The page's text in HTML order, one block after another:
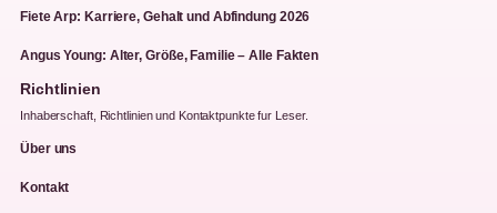
Fiete Arp: Karriere, Gehalt und Abfindung 2026
Angus Young: Alter, Größe, Familie – Alle Fakten
Richtlinien
Inhaberschaft, Richtlinien und Kontaktpunkte fur Leser.
Über uns
Kontakt